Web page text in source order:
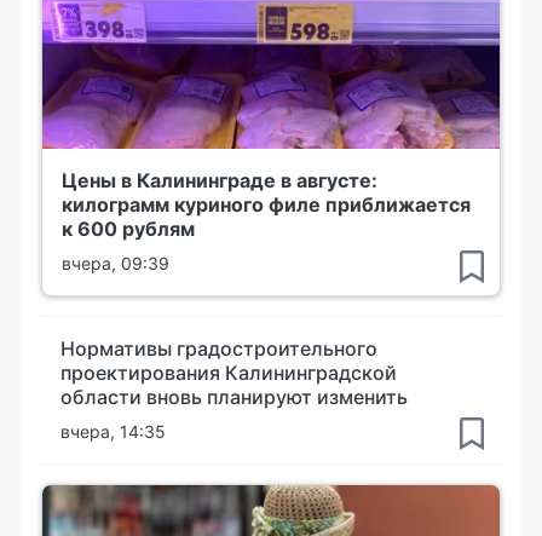
Цены в Калининграде в августе:
килограмм куриного филе приближается
к 600 рублям
вчера, 09:39
Нормативы градостроительного
проектирования Калининградской
области вновь планируют изменить
вчера, 14:35